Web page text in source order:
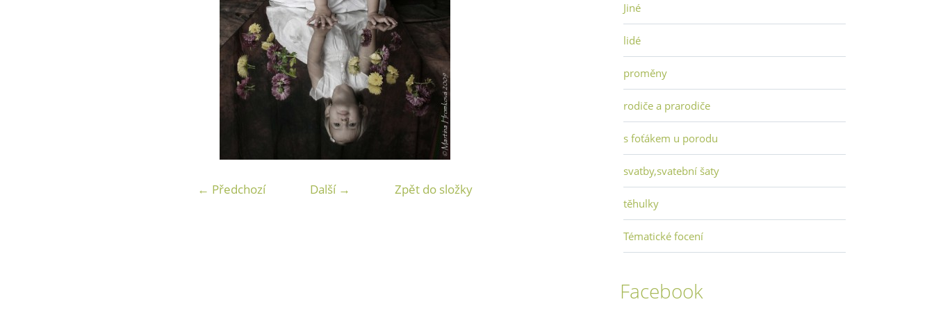
← Předchozí Další → Zpět do složky
Jiné
lidé
proměny
rodiče a prarodiče
s foťákem u porodu
svatby,svatební šaty
těhulky
Tématické focení
Facebook